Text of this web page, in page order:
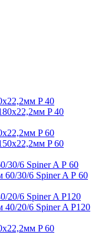
P 40
P 60
30/6 Spiner A Р 60
20/6 Spiner A Р120
P 60